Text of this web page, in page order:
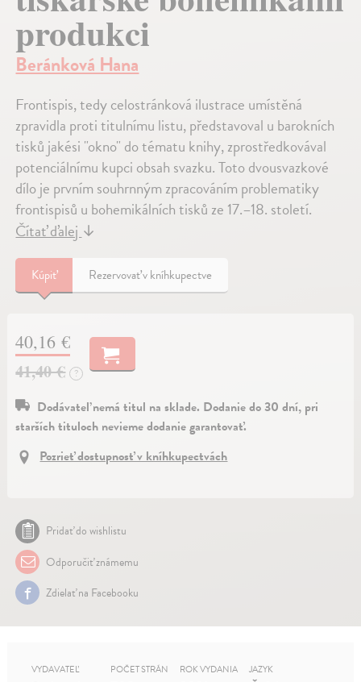
produkci
Beránková Hana
Frontispis, tedy celostránková ilustrace umístěná
zpravidla proti titulnímu listu, představoval u barokních
tisků jakési "okno" do tématu knihy, zprostředkovával
potenciálnímu kupci obsah svazku. Toto dvousvazkové
dílo je prvním souhrnným zpracováním problematiky
frontispisů u bohemikálních tisků ze 17.–18. století.
Čítať ďalej↓
Kúpiť Rezervovať v kníhkupectve
40,16 €
41,40 €
?
Dodávateľ nemá titul na sklade. Dodanie do 30 dní, pri
starších tituloch nevieme dodanie garantovať.
Pozrieť dostupnosť v kníhkupectvách
Pridať do wishlistu
Odporučiť známemu
Zdielať na Facebooku
VYDAVATEĽ POČET STRÁN ROK VYDANIA JAZYK